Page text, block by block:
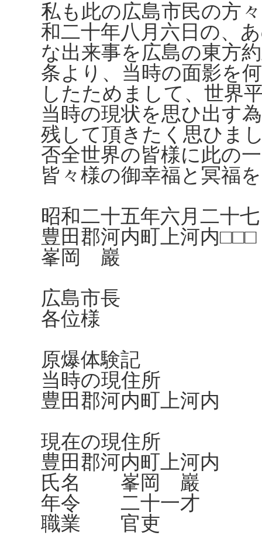
私も此の広島市民の方
和二十年八月六日の、
な出来事を広島の東方
条より、当時の面影を
したためまして、世界
当時の現状を思ひ出す
残して頂きたく思ひま
否全世界の皆様に此の
皆々様の御幸福と冥福
昭和二十五年六月二十
豊田郡河内町上河内□□□
峯岡 巖
広島市長
各位様
原爆体験記
当時の現住所
豊田郡河内町上河内
現在の現住所
豊田郡河内町上河内
氏名 峯岡 巖
年令 二十一才
職業 官吏